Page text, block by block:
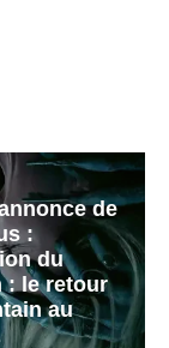
de
:
du
: le retour
au